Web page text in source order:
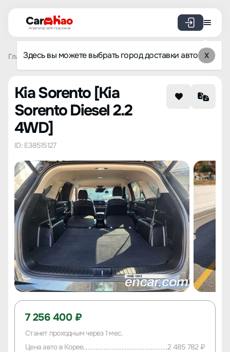
Агрегатор авто под заказ
Здесь вы можете выбрать город доставки авто X
Главная Каталог авто из Кореи Kia Sorento Kia
Kia Sorento [Kia
Sorento Diesel 2.2
4WD]
ID: E38515127
7 256 400 ₽
Станет проходным через 1 мес.
Цена авто в Корее
2 485 782 ₽